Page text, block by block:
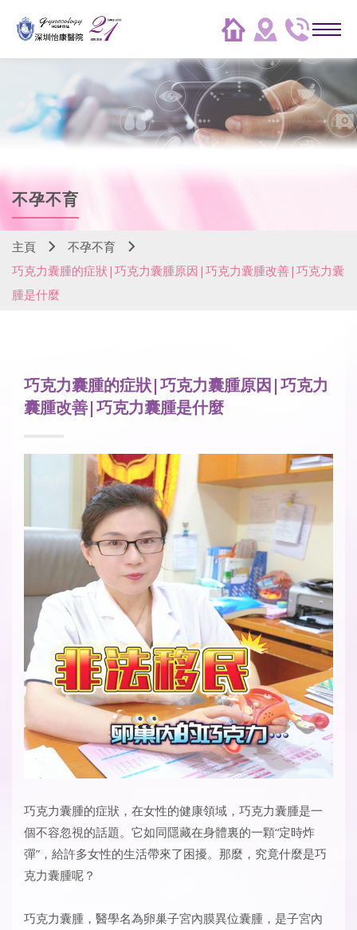
不孕不育
主頁
不孕不育
巧克力囊腫的症狀|巧克力囊腫原因|巧克力囊腫改善|巧克力囊
腫是什麼
巧克力囊腫的症狀|巧克力囊腫原因|巧克力
囊腫改善|巧克力囊腫是什麼
巧克力囊腫的症狀 ，在女性的健康領域，巧克力囊腫是一
個不容忽視的話題。它如同隱藏在身體裏的一顆“定時炸
彈”，給許多女性的生活帶來了困擾。那麼，究竟什麼是巧
克力囊腫呢？
巧克力囊腫，醫學名為卵巢子宮內膜異位囊腫，是子宮內